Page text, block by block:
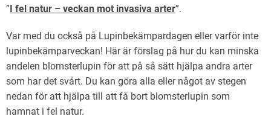
”I fel natur – veckan mot invasiva arter”.
Var med du också på Lupinbekämpardagen eller varför inte
lupinbekämparveckan! Här är förslag på hur du kan minska
andelen blomsterlupin för att på så sätt hjälpa andra arter
som har det svårt. Du kan göra alla eller något av stegen
nedan för att hjälpa till att få bort blomsterlupin som
hamnat i fel natur.